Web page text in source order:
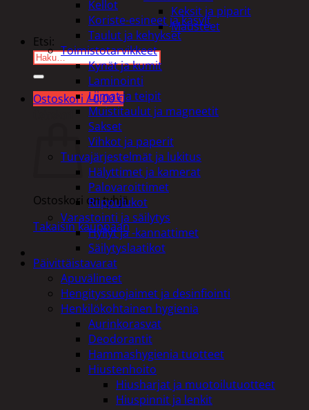
Keksit ja piparit
Mausteet
Etsi:
Ostoskori /0,00€
Ostoskori on tyhjä.
Takaisin kauppaan
Kellot
Koriste-esineet ja kasvit
Taulut ja kehykset
Toimistotarvikkeet
Kynät ja kumit
Laminointi
Liimat ja teipit
Muistitaulut ja magneetit
Sakset
Vihkot ja paperit
Turvajärjestelmät ja lukitus
Hälyttimet ja kamerat
Palovaroittimet
Riippulukot
Varastointi ja säilytys
Hyllyt ja -kannattimet
Säilytyslaatikot
Päivittäistavarat
Apuvälineet
Hengityssuojaimet ja desinfiointi
Henkilökohtainen hygienia
Aurinkorasvat
Deodorantit
Hammashygienia tuotteet
Hiustenhoito
Hiusharjat ja muotoilutuotteet
Hiuspinnit ja lenkit